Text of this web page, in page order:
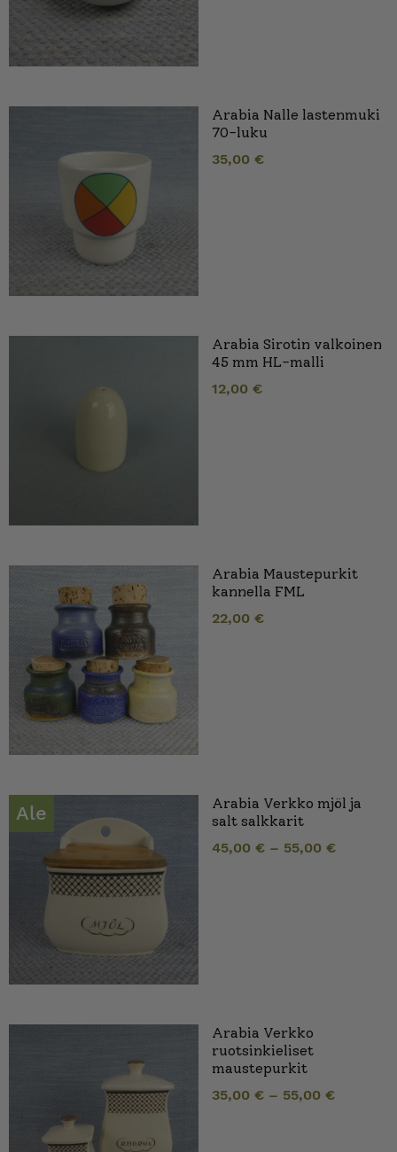
Arabia Nalle lastenmuki
70-luku
35,00 €
Arabia Sirotin valkoinen
45 mm HL-malli
12,00 €
Arabia Maustepurkit
kannella FML
22,00 €
Ale
Arabia Verkko mjöl ja
salt salkkarit
45,00 € – 55,00 €
Arabia Verkko
ruotsinkieliset
maustepurkit
35,00 € – 55,00 €